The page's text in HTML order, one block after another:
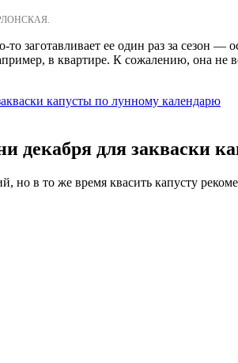
заготавливает ее один раз за сезон —
в квартире. К сожалению, она не
капусты по лунному календарю
декабря для закваски
но в то же время квасить капусту